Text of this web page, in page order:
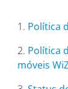
1. Política
2. Política
móveis